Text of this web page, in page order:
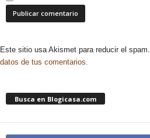
Este sitio usa Akismet para reducir el spam.
datos de tus comentarios.
Busca en Blogicasa.com